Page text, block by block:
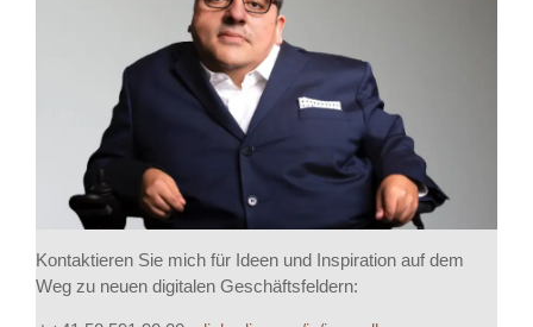
Kontaktieren Sie mich für Ideen und Inspiration auf dem
Weg zu neuen digitalen Geschäftsfeldern: